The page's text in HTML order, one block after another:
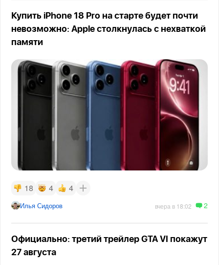
Купить iPhone 18 Pro на старте будет почти
невозможно: Apple столкнулась с нехваткой
памяти
18 4 4
Илья Сидоров вчера в 18:02 2
Официально: третий трейлер GTA VI покажут
27 августа